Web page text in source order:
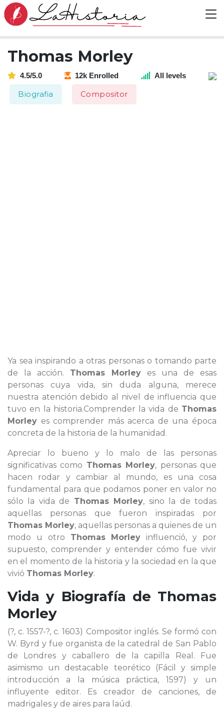
Thomas Morley
4.5/5.0 12k Enrolled All levels
Biografia Compositor
Ya sea inspirando a otras personas o tomando parte
de la acción. Thomas Morley es una de esas
personas cuya vida, sin duda alguna, merece
nuestra atención debido al nivel de influencia que
tuvo en la historia.Comprender la vida de Thomas
Morley es comprender más acerca de una época
concreta de la historia de la humanidad.
Apreciar lo bueno y lo malo de las personas
significativas como Thomas Morley, personas que
hacen rodar y cambiar al mundo, es una cosa
fundamental para que podamos poner en valor no
sólo la vida de Thomas Morley, sino la de todas
aquellas personas que fueron inspiradas por
Thomas Morley, aquellas personas a quienes de un
modo u otro Thomas Morley influenció, y por
supuesto, comprender y entender cómo fue vivir
en el momento de la historia y la sociedad en la que
vivió Thomas Morley.
Vida y Biografía de Thomas
Morley
(?, c. 1557-?, c. 1603) Compositor inglés. Se formó con
W. Byrd y fue organista de la catedral de San Pablo
de Londres y caballero de la capilla Real. Fue
asimismo un destacable teorético (Fácil y simple
introducción a la música práctica, 1597) y un
influyente editor. Es creador de canciones, de
madrigales y de aires para laúd.